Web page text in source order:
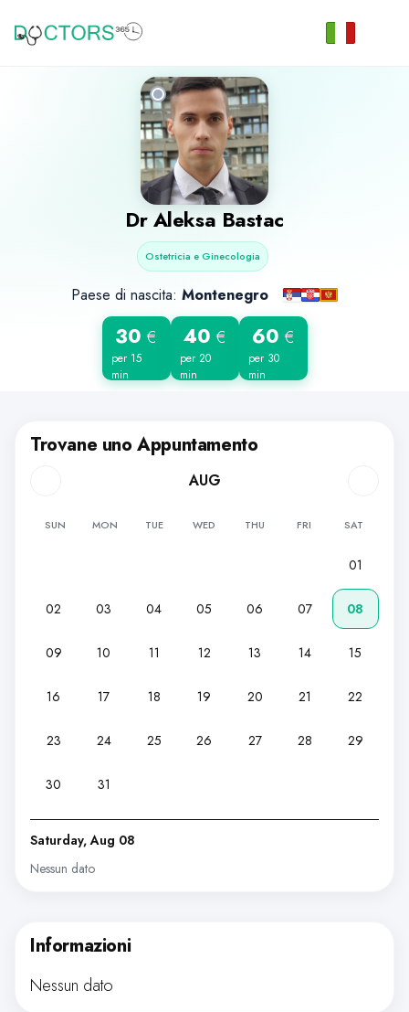
Dr Aleksa Bastac
Ostetricia e Ginecologia
Paese di nascita: Montenegro
30 €
per 15
min
40 €
per 20
min
60 €
per 30
min
Trovane uno Appuntamento
AUG
SUN MON TUE WED THU FRI SAT
01
02 03 04 05 06 07 08
09 10 11 12 13 14 15
16 17 18 19 20 21 22
23 24 25 26 27 28 29
30 31
Saturday, Aug 08
Nessun dato
Informazioni
Nessun dato